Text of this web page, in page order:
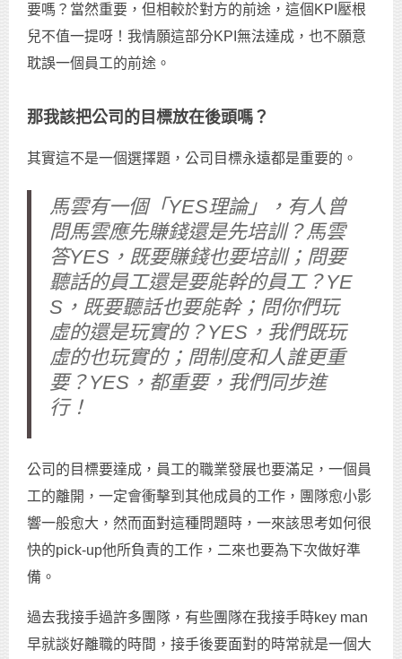
要嗎？當然重要，但相較於對方的前途，這個KPI壓根
兒不值一提呀！我情願這部分KPI無法達成，也不願意
耽誤一個員工的前途。
那我該把公司的目標放在後頭嗎？
其實這不是一個選擇題，公司目標永遠都是重要的。
馬雲有一個「YES理論」，有人曾
問馬雲應先賺錢還是先培訓？馬雲
答YES，既要賺錢也要培訓；問要
聽話的員工還是要能幹的員工？YE
S，既要聽話也要能幹；問你們玩
虛的還是玩實的？YES，我們既玩
虛的也玩實的；問制度和人誰更重
要？YES，都重要，我們同步進
行！
公司的目標要達成，員工的職業發展也要滿足，一個員
工的離開，一定會衝擊到其他成員的工作，團隊愈小影
響一般愈大，然而面對這種問題時，一來該思考如何很
快的pick-up他所負責的工作，二來也要為下次做好準
備。
過去我接手過許多團隊，有些團隊在我接手時key man
早就談好離職的時間，接手後要面對的時常就是一個大